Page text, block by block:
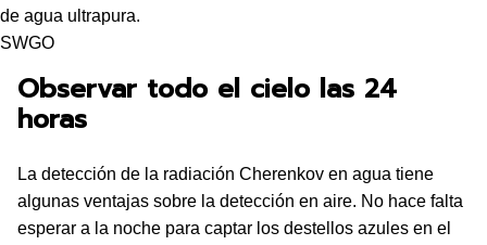
de agua ultrapura.
SWGO
Observar todo el cielo las 24
horas
La detección de la radiación Cherenkov en agua tiene
algunas ventajas sobre la detección en aire. No hace falta
esperar a la noche para captar los destellos azules en el